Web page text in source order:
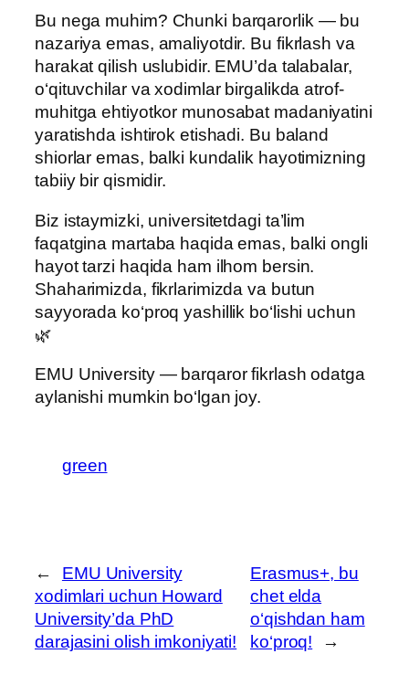
Bu nega muhim? Chunki barqarorlik — bu
nazariya emas, amaliyotdir. Bu fikrlash va
harakat qilish uslubidir. EMU’da talabalar,
o‘qituvchilar va xodimlar birgalikda atrof-
muhitga ehtiyotkor munosabat madaniyatini
yaratishda ishtirok etishadi. Bu baland
shiorlar emas, balki kundalik hayotimizning
tabiiy bir qismidir.
Biz istaymizki, universitetdagi ta’lim
faqatgina martaba haqida emas, balki ongli
hayot tarzi haqida ham ilhom bersin.
Shaharimizda, fikrlarimizda va butun
sayyorada ko‘proq yashillik bo‘lishi uchun
🌿
EMU University — barqaror fikrlash odatga
aylanishi mumkin bo‘lgan joy.
green
←
EMU University
xodimlari uchun Howard
University’da PhD
darajasini olish imkoniyati!
Erasmus+, bu
chet elda
o‘qishdan ham
ko‘proq!
→